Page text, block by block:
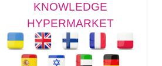
KNOWLEDGE
HYPERMARKET